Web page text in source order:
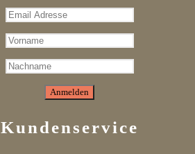
Kundenservice